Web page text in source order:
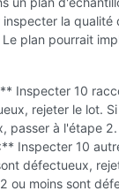
inspecter la qualité
plan pourrait
Inspecter 10
rejeter le lot.
passer à l'étape 2.
Inspecter 10
défectueux,
ou moins sont